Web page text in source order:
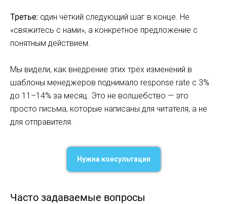
Третье: один чёткий следующий шаг в конце. Не
«свяжитесь с нами», а конкретное предложение с
понятным действием.
Мы видели, как внедрение этих трёх изменений в
шаблоны менеджеров поднимало response rate с 3%
до 11–14% за месяц. Это не волшебство — это
просто письма, которые написаны для читателя, а не
для отправителя.
Нужна консультация
Часто задаваемые вопросы